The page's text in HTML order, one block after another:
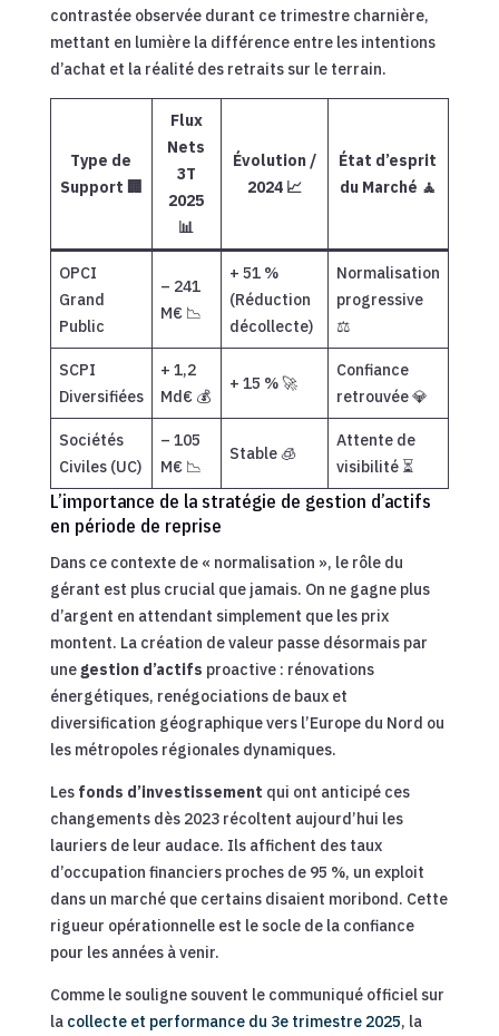
contrastée observée durant ce trimestre charnière,
mettant en lumière la différence entre les intentions
d’achat et la réalité des retraits sur le terrain.
Type de
Support 🏢
Flux
Nets
3T
2025
📊
Évolution /
2024 📈
État d’esprit
du Marché 🧘
OPCI
Grand
Public
– 241
M€ 📉
+ 51 %
(Réduction
décollecte)
Normalisation
progressive
⚖️
SCPI
Diversifiées
+ 1,2
Md€ 💰
+ 15 % 🚀
Confiance
retrouvée 💎
Sociétés
Civiles (UC)
– 105
M€ 📉
Stable 🧊
Attente de
visibilité ⏳
L’importance de la stratégie de gestion d’actifs
en période de reprise
Dans ce contexte de « normalisation », le rôle du
gérant est plus crucial que jamais. On ne gagne plus
d’argent en attendant simplement que les prix
montent. La création de valeur passe désormais par
une gestion d’actifs proactive : rénovations
énergétiques, renégociations de baux et
diversification géographique vers l’Europe du Nord ou
les métropoles régionales dynamiques.
Les fonds d’investissement qui ont anticipé ces
changements dès 2023 récoltent aujourd’hui les
lauriers de leur audace. Ils affichent des taux
d’occupation financiers proches de 95 %, un exploit
dans un marché que certains disaient moribond. Cette
rigueur opérationnelle est le socle de la confiance
pour les années à venir.
Comme le souligne souvent le communiqué officiel sur
la collecte et performance du 3e trimestre 2025, la